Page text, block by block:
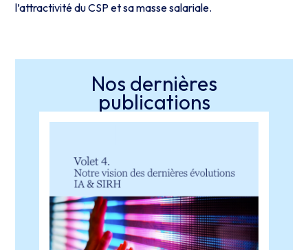
l’attractivité du CSP et sa masse salariale.
Nos dernières
publications